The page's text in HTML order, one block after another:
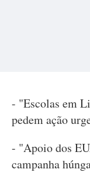
- "Escolas em
pedem ação
- "Apoio dos
campanha